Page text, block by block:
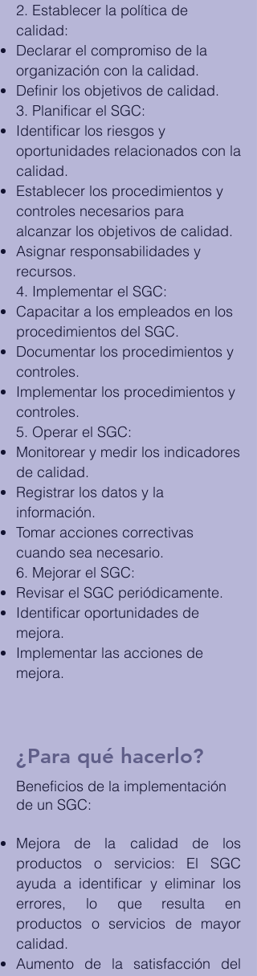
2. Establecer la política de
calidad:
Declarar el compromiso de la
organización con la calidad.
Definir los objetivos de calidad.
3. Planificar el SGC:
Identificar los riesgos y
oportunidades relacionados con la
calidad.
Establecer los procedimientos y
controles necesarios para
alcanzar los objetivos de calidad.
Asignar responsabilidades y
recursos.
4. Implementar el SGC:
Capacitar a los empleados en los
procedimientos del SGC.
Documentar los procedimientos y
controles.
Implementar los procedimientos y
controles.
5. Operar el SGC:
Monitorear y medir los indicadores
de calidad.
Registrar los datos y la
información.
Tomar acciones correctivas
cuando sea necesario.
6. Mejorar el SGC:
Revisar el SGC periódicamente.
Identificar oportunidades de
mejora.
Implementar las acciones de
mejora.
¿Para qué hacerlo?
Beneficios de la implementación
de un SGC:
Mejora de la calidad de los
productos o servicios: El SGC
ayuda a identificar y eliminar los
errores, lo que resulta en
productos o servicios de mayor
calidad.
Aumento de la satisfacción del